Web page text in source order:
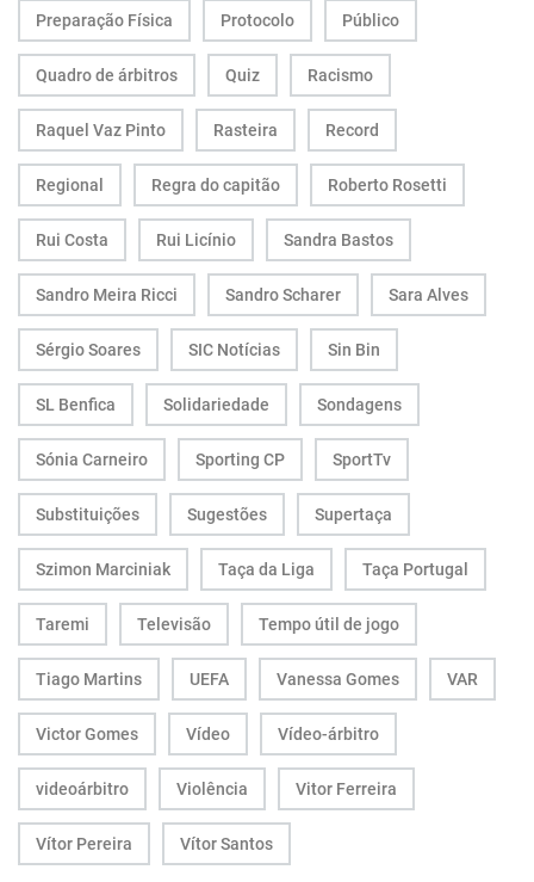
Preparação Física Protocolo Público
Quadro de árbitros Quiz Racismo
Raquel Vaz Pinto Rasteira Record
Regional Regra do capitão Roberto Rosetti
Rui Costa Rui Licínio Sandra Bastos
Sandro Meira Ricci Sandro Scharer Sara Alves
Sérgio Soares SIC Notícias Sin Bin
SL Benfica Solidariedade Sondagens
Sónia Carneiro Sporting CP SportTv
Substituições Sugestões Supertaça
Szimon Marciniak Taça da Liga Taça Portugal
Taremi Televisão Tempo útil de jogo
Tiago Martins UEFA Vanessa Gomes VAR
Victor Gomes Vídeo Vídeo-árbitro
videoárbitro Violência Vitor Ferreira
Vítor Pereira Vítor Santos